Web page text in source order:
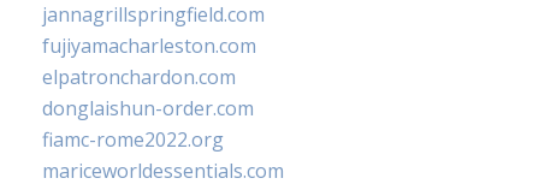
jannagrillspringfield.com
fujiyamacharleston.com
elpatronchardon.com
donglaishun-order.com
fiamc-rome2022.org
mariceworldessentials.com